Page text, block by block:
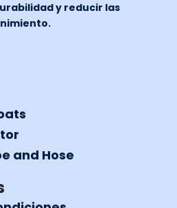
y reducir las
and Hose